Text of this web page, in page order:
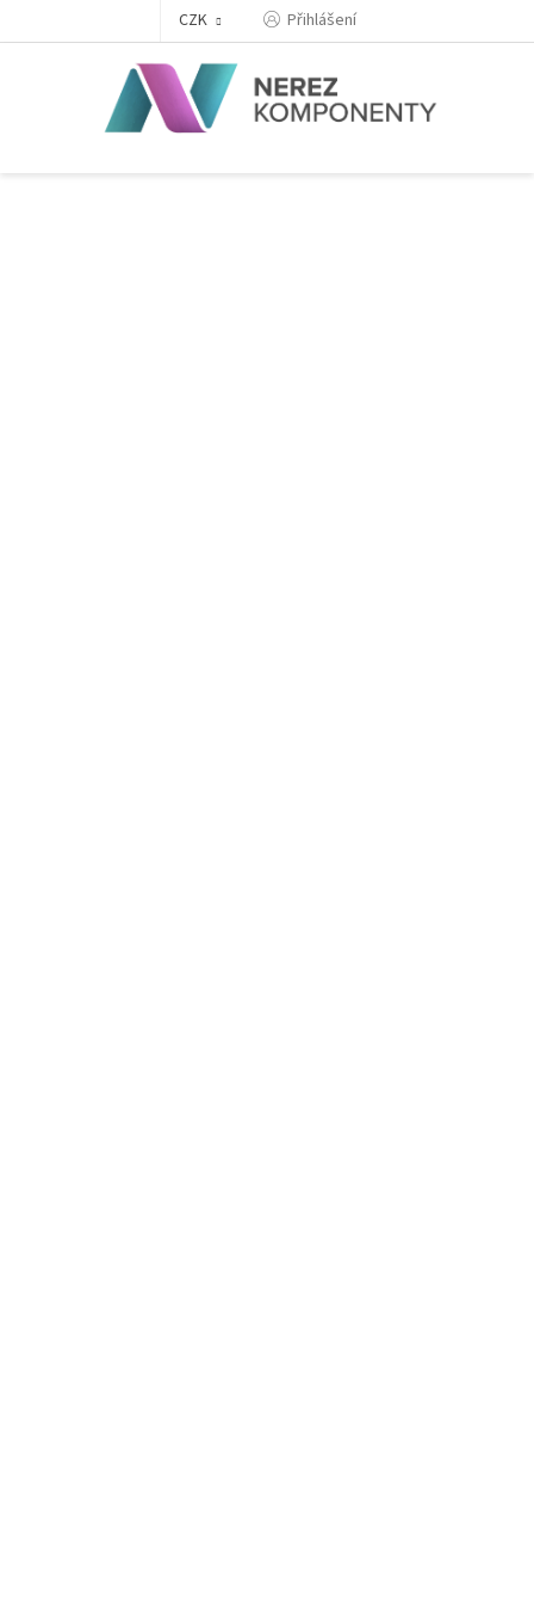
CZK Přihlášení